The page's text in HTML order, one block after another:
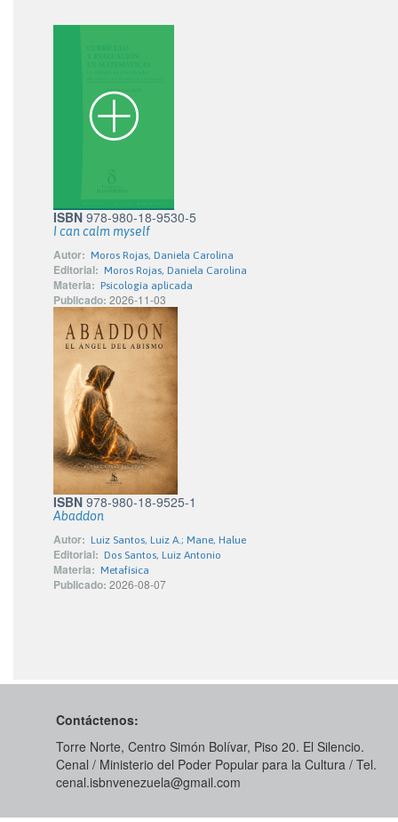
ISBN 978-980-18-9530-5
I can calm myself
Autor: Moros Rojas, Daniela Carolina
Editorial: Moros Rojas, Daniela Carolina
Materia: Psicología aplicada
Publicado: 2026-11-03
ISBN 978-980-18-9525-1
Abaddon
Autor: Luiz Santos, Luiz A.; Mane, Halue
Editorial: Dos Santos, Luiz Antonio
Materia: Metafísica
Publicado: 2026-08-07
Contáctenos:
Torre Norte, Centro Simón Bolívar, Piso 20. El Silencio.
Cenal / Ministerio del Poder Popular para la Cultura / Tel.
cenal.isbnvenezuela@gmail.com